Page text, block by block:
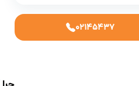
۰۲۱۴۵۴۳۷